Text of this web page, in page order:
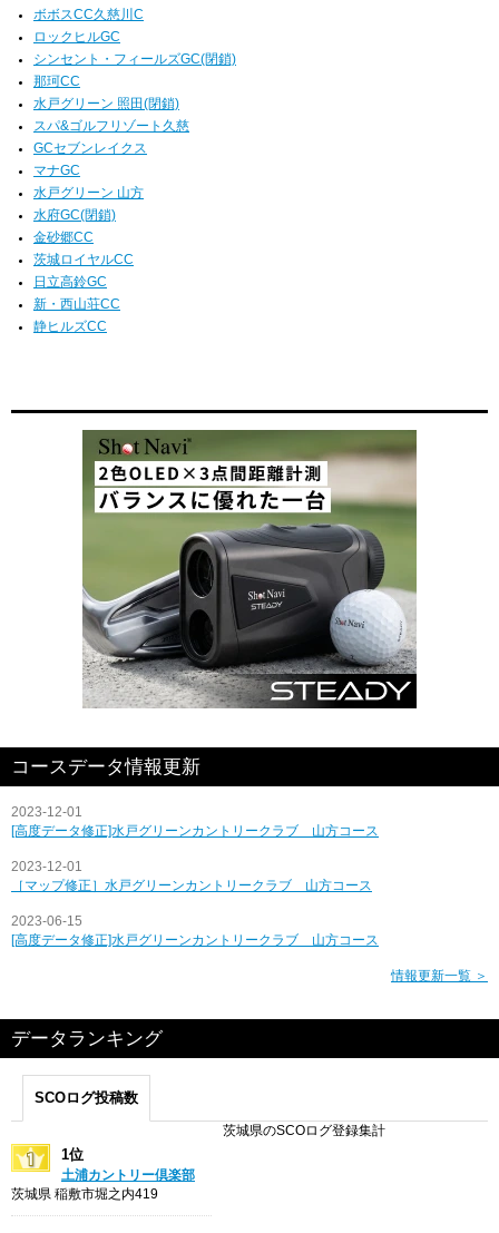
ボボスCC久慈川C
ロックヒルGC
シンセント・フィールズGC(閉鎖)
那珂CC
水戸グリーン 照田(閉鎖)
スパ&ゴルフリゾート久慈
GCセブンレイクス
マナGC
水戸グリーン 山方
水府GC(閉鎖)
金砂郷CC
茨城ロイヤルCC
日立高鈴GC
新・西山荘CC
静ヒルズCC
コースデータ情報更新
2023-12-01
[高度データ修正]水戸グリーンカントリークラブ 山方コース
2023-12-01
［マップ修正］水戸グリーンカントリークラブ 山方コース
2023-06-15
[高度データ修正]水戸グリーンカントリークラブ 山方コース
情報更新一覧 ＞
データランキング
SCOログ投稿数
茨城県のSCOログ登録集計
1位
土浦カントリー倶楽部
茨城県 稲敷市堀之内419